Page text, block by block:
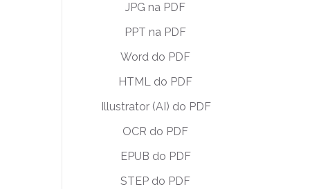
JPG na PDF
PPT na PDF
Word do PDF
HTML do PDF
Illustrator (AI) do PDF
OCR do PDF
EPUB do PDF
STEP do PDF